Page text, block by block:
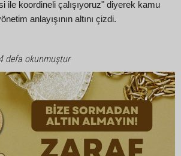
ile koordineli çalışıyoruz" diyerek kamu
anlayışının altını çizdi.
defa okunmuştur